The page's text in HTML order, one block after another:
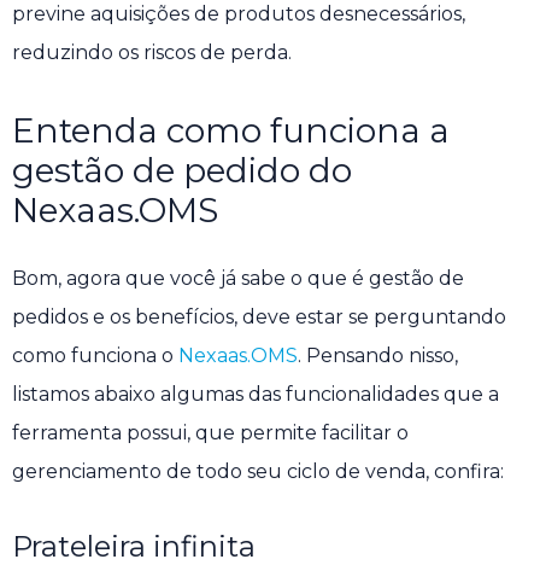
previne aquisições de produtos desnecessários,
reduzindo os riscos de perda.
Entenda como funciona a
gestão de pedido do
Nexaas.OMS
Bom, agora que você já sabe o que é gestão de
pedidos e os benefícios, deve estar se perguntando
como funciona o Nexaas.OMS. Pensando nisso,
listamos abaixo algumas das funcionalidades que a
ferramenta possui, que permite facilitar o
gerenciamento de todo seu ciclo de venda, confira:
Prateleira infinita